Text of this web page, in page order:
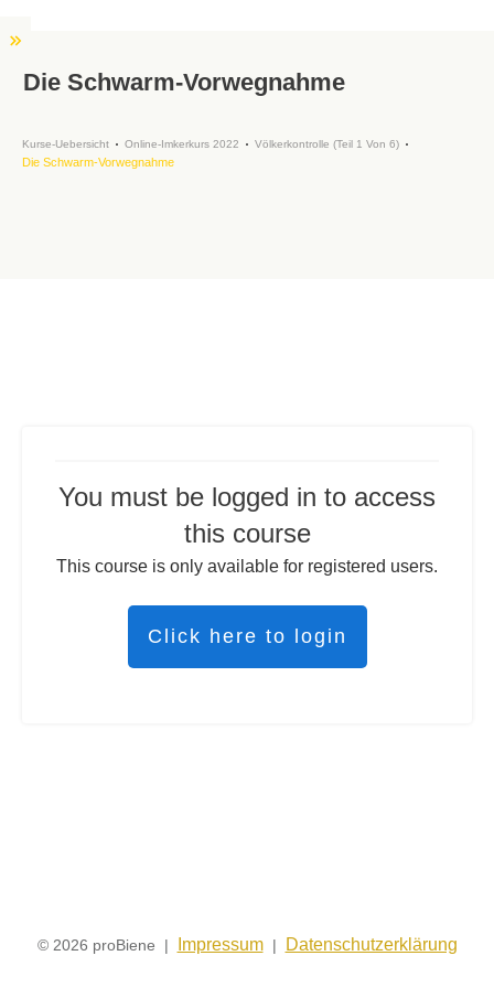
Die Schwarm-Vorwegnahme
Kurse-Uebersicht Online-Imkerkurs 2022 Völkerkontrolle (Teil 1 Von 6)
Die Schwarm-Vorwegnahme
You must be logged in to access
this course
This course is only available for registered users.
Click here to login
© 2026 proBiene | Impressum| Datenschutzerklärung